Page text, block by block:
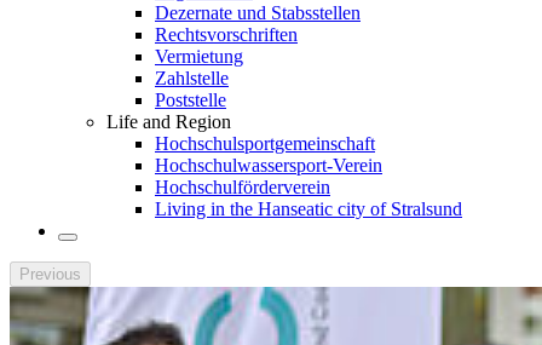
Dezernate und Stabsstellen
Rechtsvorschriften
Vermietung
Zahlstelle
Poststelle
Life and Region
Hochschulsportgemeinschaft
Hochschulwassersport-Verein
Hochschulförderverein
Living in the Hanseatic city of Stralsund
Previous